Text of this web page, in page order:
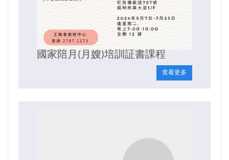
國家陪月(月嫂)培訓証書課程
查看更多